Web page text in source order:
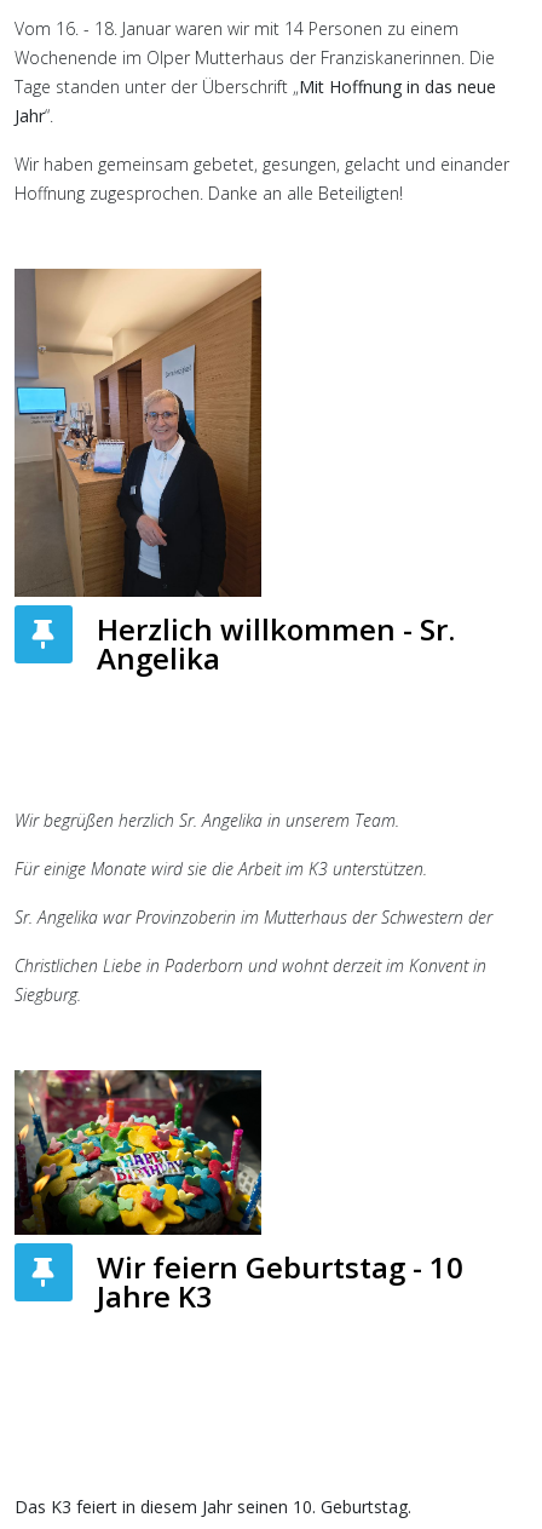
Vom 16. - 18. Januar waren wir mit 14 Personen zu einem
Wochenende im Olper Mutterhaus der Franziskanerinnen. Die
Tage standen unter der Überschrift „Mit Hoffnung in das neue
Jahr“.
Wir haben gemeinsam gebetet, gesungen, gelacht und einander
Hoffnung zugesprochen. Danke an alle Beteiligten!
Herzlich willkommen - Sr.
Angelika
Wir begrüßen herzlich Sr. Angelika in unserem Team.
Für einige Monate wird sie die Arbeit im K3 unterstützen.
Sr. Angelika war Provinzoberin im Mutterhaus der Schwestern der
Christlichen Liebe in Paderborn und wohnt derzeit im Konvent in
Siegburg.
Wir feiern Geburtstag - 10
Jahre K3
Das K3 feiert in diesem Jahr seinen 10. Geburtstag.